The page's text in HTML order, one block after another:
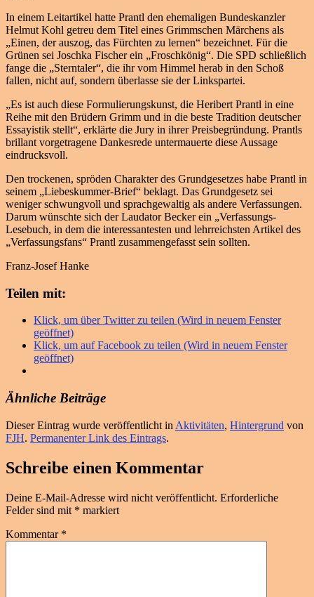
In einem Leitartikel hatte Prantl den ehemaligen Bundeskanzler
Helmut Kohl getreu dem Titel eines Grimmschen Märchens als
„Einen, der auszog, das Fürchten zu lernen“ bezeichnet. Für die
Grünen sei Joschka Fischer ein „Froschkönig“. Die SPD schließlich
fange die „Sterntaler“, die ihr vom Himmel herab in den Schoß
fallen, nicht auf, sondern überlasse sie der Linkspartei.
„Es ist auch diese Formulierungskunst, die Heribert Prantl in eine
Reihe mit den Brüdern Grimm und in die beste Tradition deutscher
Essayistik stellt“, erklärte die Jury in ihrer Preisbegründung. Prantls
brillant vorgetragene Dankesrede untermauerte diese Aussage
eindrucksvoll.
Den trockenen, spröden Charakter des Grundgesetzes habe Prantl in
seinem „Liebeskummer-Brief“ beklagt. Das Grundgesetz sei
weniger schwungvoll und sprachgewaltig als andere Verfassungen.
Darum wünschte sich der Laudator Becker ein „Verfassungs-
Lesebuch, in dem die interessantesten und lehrreichsten Artikel des
„Verfassungsfans“ Prantl zusammengefasst sein sollten.
Franz-Josef Hanke
Teilen mit:
Klick, um über Twitter zu teilen (Wird in neuem Fenster
geöffnet)
Klick, um auf Facebook zu teilen (Wird in neuem Fenster
geöffnet)
Ähnliche Beiträge
Dieser Eintrag wurde veröffentlicht in Aktivitäten, Hintergrund von
FJH. Permanenter Link des Eintrags.
Schreibe einen Kommentar
Deine E-Mail-Adresse wird nicht veröffentlicht. Erforderliche
Felder sind mit * markiert
Kommentar *